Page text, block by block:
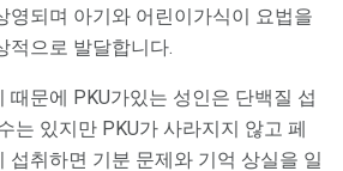
영되며 아기와 어린이가식이 요법을
적으로 발달합니다.
때문에 PKU가있는 성인은 단백질 섭
는 있지만 PKU가 사라지지 않고 페
섭취하면 기분 문제와 기억 상실을 일